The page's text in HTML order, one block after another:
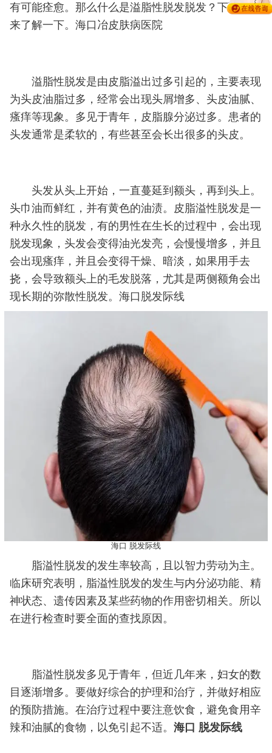
有可能痊愈。那么什么是溢脂性脱发脱发？下面我们
来了解一下。海口冶皮肤病医院
溢脂性脱发是由皮脂溢出过多引起的，主要表现
为头皮油脂过多，经常会出现头屑增多、头皮油腻、
瘙痒等现象。多见于青年，皮脂腺分泌过多。患者的
头发通常是柔软的，有些甚至会长出很多的头皮。
头发从头上开始，一直蔓延到额头，再到头上。
头巾油而鲜红，并有黄色的油渍。皮脂溢性脱发是一
种永久性的脱发，有的男性在生长的过程中，会出现
脱发现象，头发会变得油光发亮，会慢慢增多，并且
会出现瘙痒，并且会变得干燥、暗淡，如果用手去
挠，会导致额头上的毛发脱落，尤其是两侧额角会出
现长期的弥散性脱发。海口脱发际线
海口 脱发际线
脂溢性脱发的发生率较高，且以智力劳动为主。
临床研究表明，脂溢性脱发的发生与内分泌功能、精
神状态、遗传因素及某些药物的作用密切相关。所以
在进行检查时要全面的查找原因。
脂溢性脱发多见于青年，但近几年来，妇女的数
目逐渐增多。要做好综合的护理和治疗，并做好相应
的预防措施。在治疗过程中要注意饮食，避免食用辛
辣和油腻的食物，以免引起不适。 海口 脱发际线